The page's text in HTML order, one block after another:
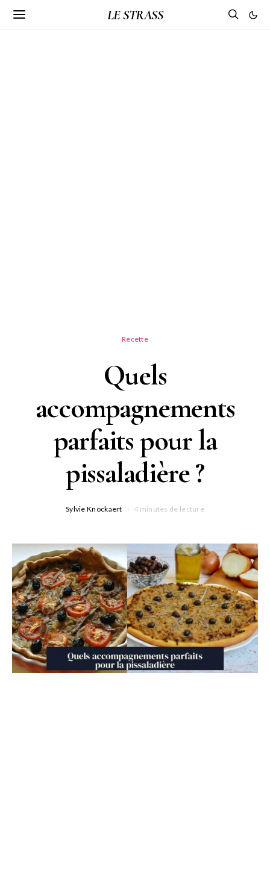
LE STRASS
Recette
Quels
accompagnements
parfaits pour la
pissaladière ?
Sylvie Knockaert 4 minutes de lecture